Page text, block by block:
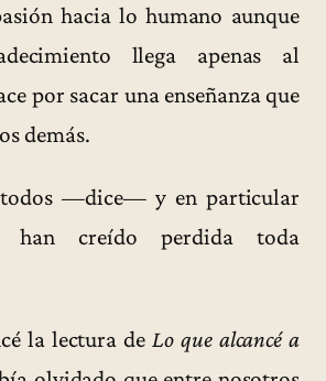
hacia lo humano aunque
llega apenas al
por sacar una enseñanza que
demás.
todos —dice— y en particular
han creído perdida toda
la lectura deLo que alcancé a